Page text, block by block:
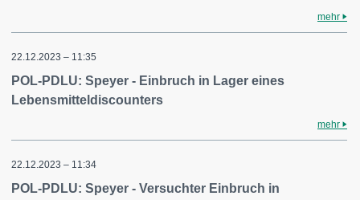
mehr
22.12.2023 – 11:35
POL-PDLU: Speyer - Einbruch in Lager eines
Lebensmitteldiscounters
mehr
22.12.2023 – 11:34
POL-PDLU: Speyer - Versuchter Einbruch in